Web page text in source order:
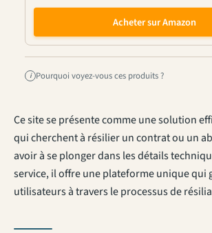
Acheter sur Amazon
i Pourquoi voyez-vous ces produits ?
Ce site se présente comme une solution
qui cherchent à résilier un contrat ou un
avoir à se plonger dans les détails
service, il offre une plateforme unique qui
utilisateurs à travers le processus de